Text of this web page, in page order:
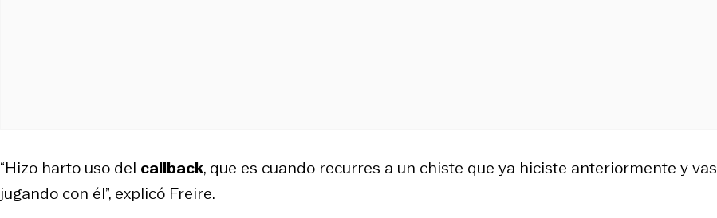
“Hizo harto uso del callback, que es cuando recurres a un chiste que ya hiciste anteriormente y vas
jugando con él”, explicó Freire.